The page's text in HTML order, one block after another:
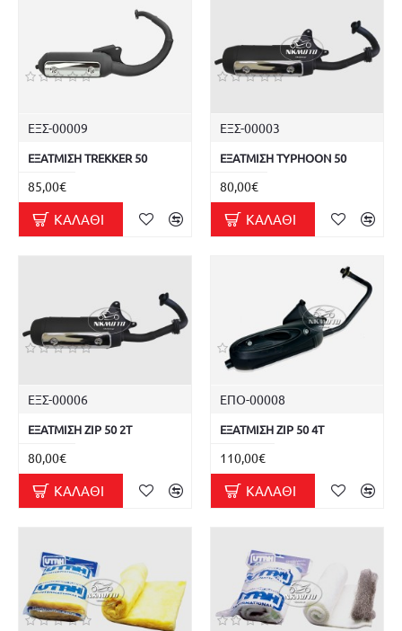
ΕΞΣ-00009
ΕΞΑΤΜΙΣΗ TREKKER 50
85,00€
ΚΑΛΆΘΙ
ΕΞΣ-00003
ΕΞΑΤΜΙΣΗ TYPHOON 50
80,00€
ΚΑΛΆΘΙ
ΕΞΣ-00006
ΕΞΑΤΜΙΣΗ ZIP 50 2T
80,00€
ΚΑΛΆΘΙ
ΕΠΟ-00008
ΕΞΑΤΜΙΣΗ ZIP 50 4T
110,00€
ΚΑΛΆΘΙ